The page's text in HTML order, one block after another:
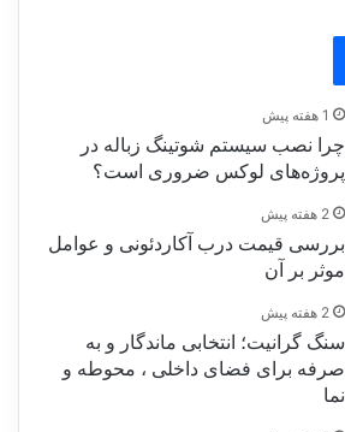
1 هفته پیش
چرا نصب سیستم شوتینگ زباله در
پروژه‌های لوکس ضروری است؟
2 هفته پیش
بررسی قیمت درب آکاردئونی و عوامل
موثر بر آن
2 هفته پیش
سنگ گرانیت؛ انتخابی ماندگار و به
صرفه برای فضای داخلی ، محوطه و
نما